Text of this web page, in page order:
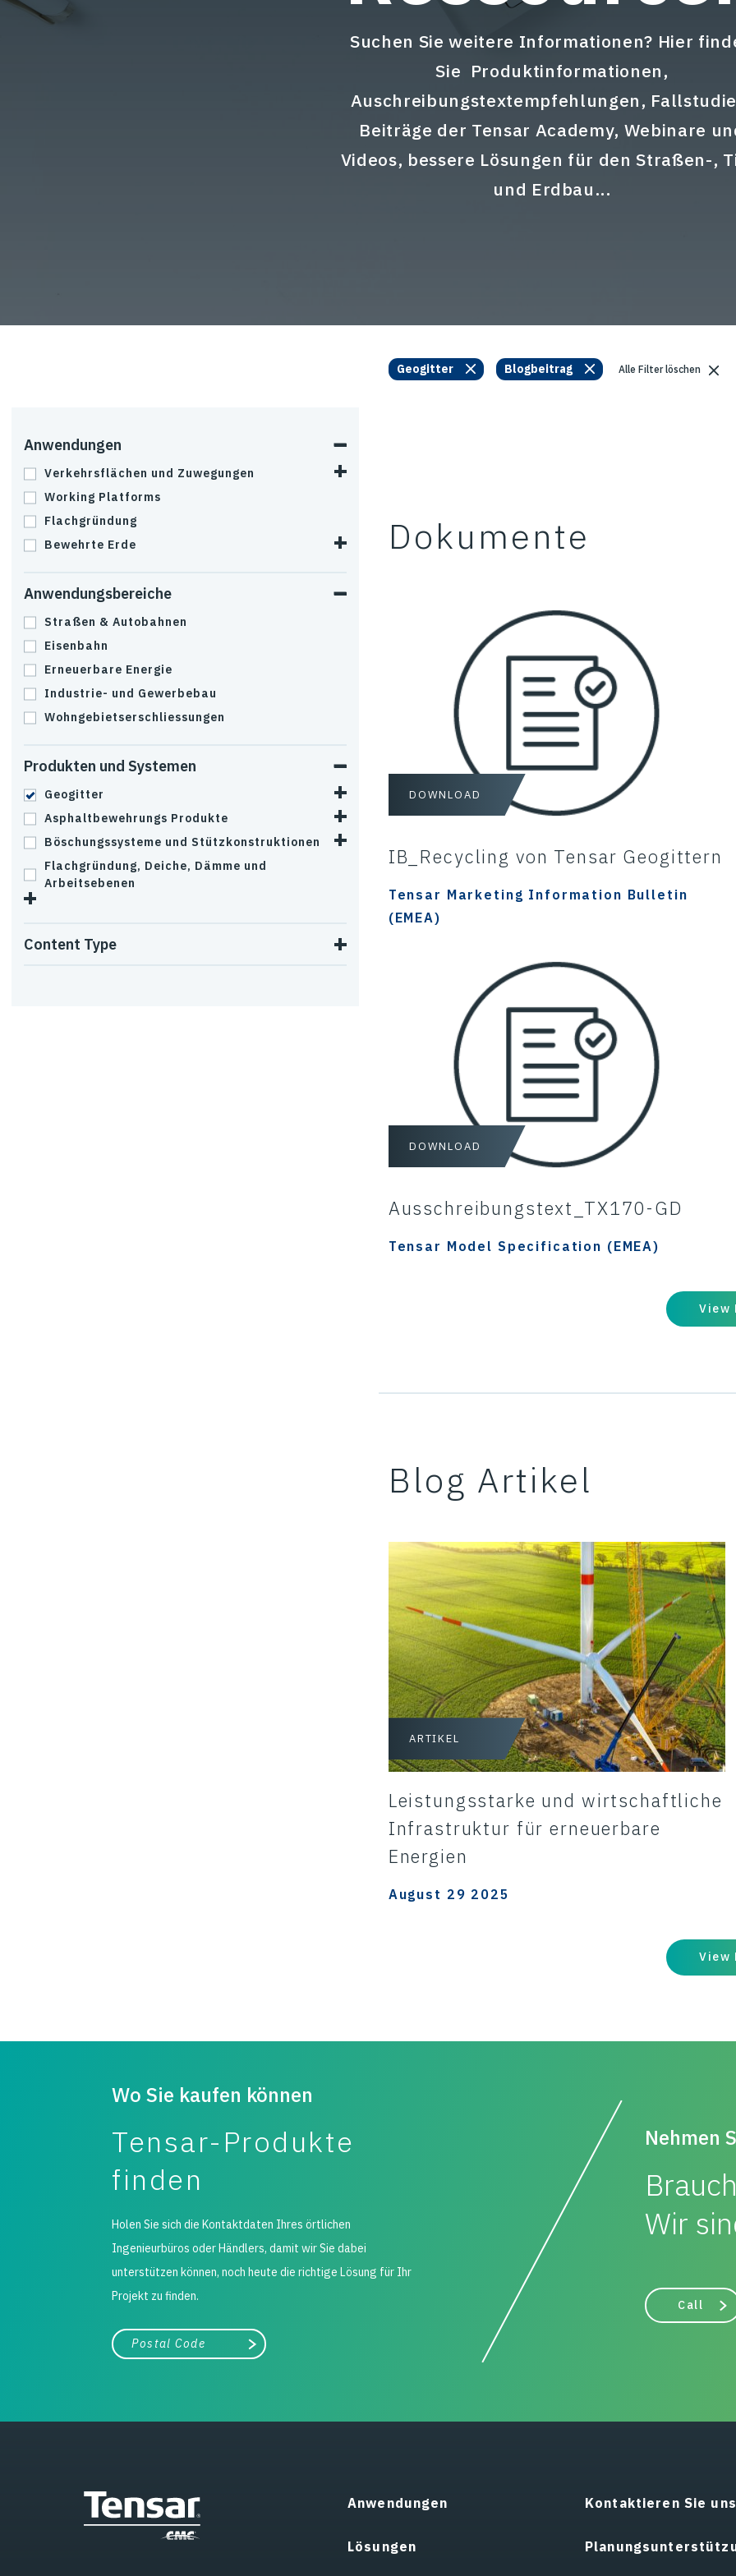
Suchen Sie weitere Informationen? Hier
Sie Produktinformationen,
Auschreibungstextempfehlungen,
Beiträge der Tensar Academy, Webinare
Videos, bessere Lösungen für den Straßen-,
und Erdbau...
Anwendungen
Verkehrsflächen und Zuwegungen
Working Platforms
Flachgründung
Bewehrte Erde
Anwendungsbereiche
Straßen & Autobahnen
Eisenbahn
Erneuerbare Energie
Industrie- und Gewerbebau
Wohngebietserschliessungen
Produkten und Systemen
Geogitter
Asphaltbewehrungs Produkte
Böschungssysteme und Stützkonstruktionen
Flachgründung, Deiche, Dämme und
Arbeitsebenen
Content Type
Geogitter Blogbeitrag Alle Filter löschen
Dokumente
DOWNLOAD
IB_Recycling von Tensar Geogittern
Tensar Marketing Information Bulletin
(EMEA)
DOWNLOAD
Ausschreibungstext_TX170-GD
Tensar Model Specification (EMEA)
View
Blog Artikel
ARTIKEL
Leistungsstarke und wirtschaftliche
Infrastruktur für erneuerbare
Energien
August 29 2025
View
Wo Sie kaufen können
Tensar-Produkte
finden
Holen Sie sich die Kontaktdaten Ihres örtlichen
Ingenieurbüros oder Händlers, damit wir Sie dabei
unterstützen können, noch heute die richtige Lösung für Ihr
Projekt zu finden.
Stadt, Bundesland
Suche
Nehmen
Wir
Call
Anwendungen
Lösungen
Kontaktieren Sie uns